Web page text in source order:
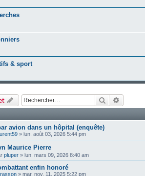
& sport
Rechercher
avion dans un hôpital (enquête)
» lun. août 03, 2026 5:44 pm
Maurice Pierre
pluper » lun. mars 09, 2026 8:40 am
enfin honoré
» mar. nov. 11, 2025 5:22 pm